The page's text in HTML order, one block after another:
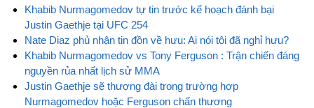
Khabib Nurmagomedov tự tin trước kế hoạch đánh bại
Justin Gaethje tại UFC 254
Nate Diaz phủ nhận tin đồn về hưu: Ai nói tôi đã nghỉ hưu?
Khabib Nurmagomedov vs Tony Ferguson : Trận chiến đáng
nguyền rủa nhất lịch sử MMA
Justin Gaethje sẽ thượng đài trong trường hợp
Nurmagomedov hoặc Ferguson chấn thương